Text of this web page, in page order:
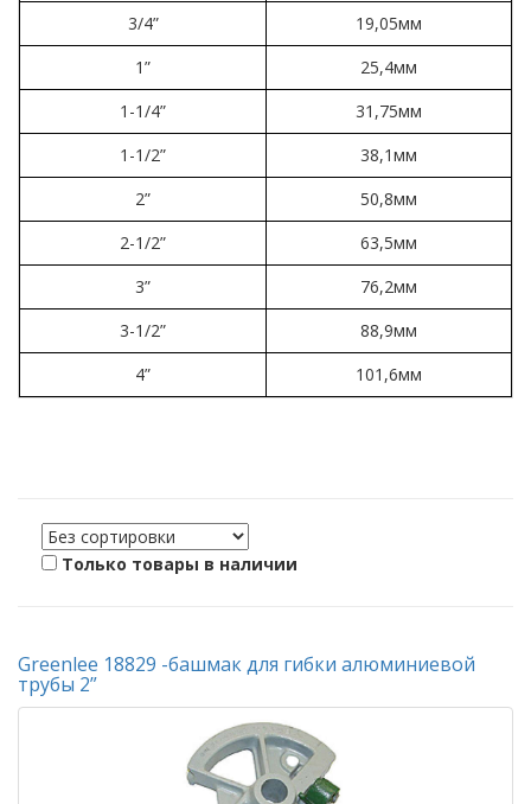
3/4”
19,05мм
1”
25,4мм
1-1/4”
31,75мм
1-1/2”
38,1мм
2”
50,8мм
2-1/2”
63,5мм
3”
76,2мм
3-1/2”
88,9мм
4”
101,6мм
Только товары в наличии
Greenlee 18829 -башмак для гибки алюминиевой
трубы 2”